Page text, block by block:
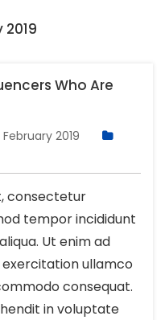
Who Are
2019
consectetur
tempor incididunt
Ut enim ad
exercitation ullamco
consequat.
in voluptate